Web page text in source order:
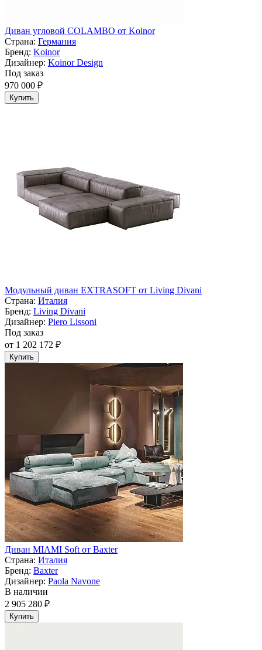
Диван угловой COLAMBO от Koinor
Страна: Германия
Бренд: Koinor
Дизайнер: Koinor Design
Под заказ
970 000 ₽
Купить
Модульный диван EXTRASOFT от Living Divani
Страна: Италия
Бренд: Living Divani
Дизайнер: Piero Lissoni
Под заказ
от 1 202 172 ₽
Купить
Диван MIAMI Soft от Baxter
Страна: Италия
Бренд: Baxter
Дизайнер: Paola Navone
В наличии
2 905 280 ₽
Купить